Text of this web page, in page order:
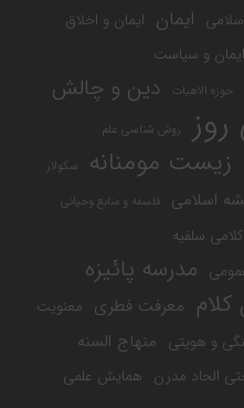
ایمان ایمان و اخلاق
ایمان و سیاست
حوزه الاهیات دین و چالش
روش شناسی علم
زیست مومنانه سکولار
اسلامی فلسفه و منابع وحیانی
سلفیه
مدرسه پائیزه
معرفت فطری معنویت
و هویتی منهاج السنه
الحاد مدرن همایش علمی